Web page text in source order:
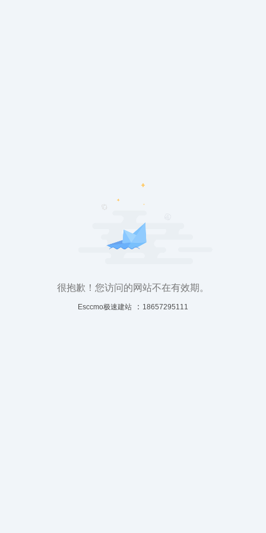
很抱歉！您访问的网站不在有效期。
Esccmo极速建站 ： 18657295111